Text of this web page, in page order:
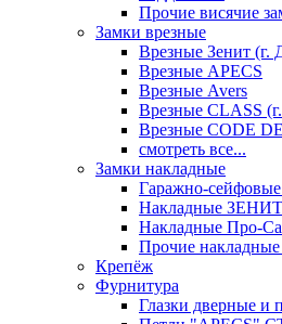
Прочие висячие
Замки врезные
Врезные Зенит (г.
Врезные APECS
Врезные Avers
Врезные CLASS
Врезные CODE
смотреть все...
Замки накладные
Гаражно-
Накладные
Накладные Про-
Прочие накладные
Крепёж
Фурнитура
Глазки дверные и